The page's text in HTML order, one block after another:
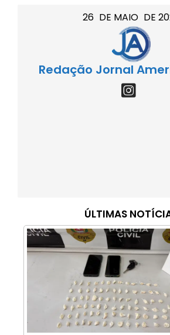
26 DE MAIO DE
Redação Jornal
ÚLTIMAS